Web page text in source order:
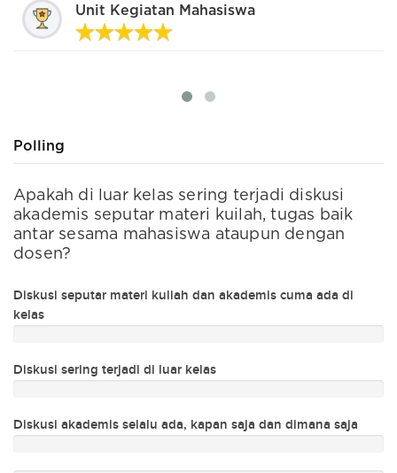
Unit Kegiatan Mahasiswa
Polling
Apakah di luar kelas sering terjadi diskusi
akademis seputar materi kuilah, tugas baik
antar sesama mahasiswa ataupun dengan
dosen?
Diskusi seputar materi kuliah dan akademis cuma ada di
kelas
Diskusi sering terjadi di luar kelas
Diskusi akademis selalu ada, kapan saja dan dimana saja